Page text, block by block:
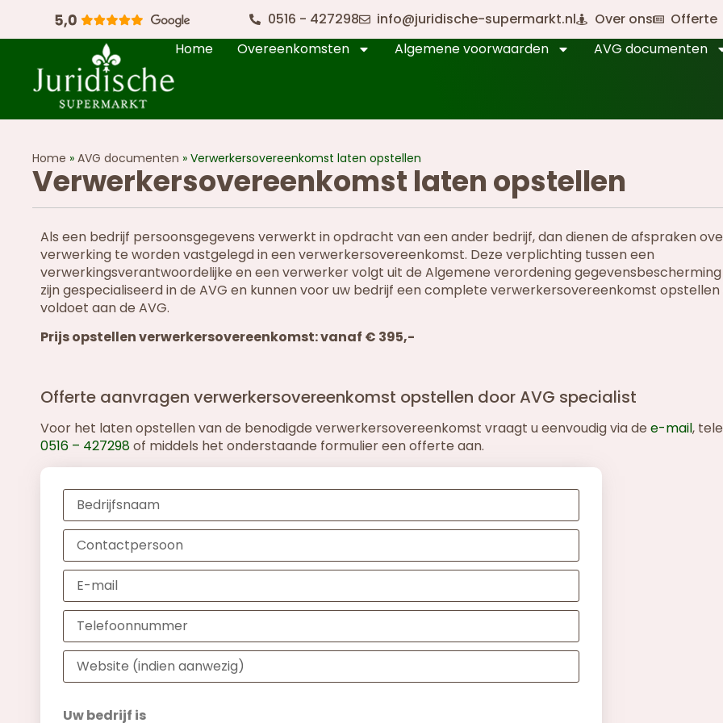
0516 - 427298 info@juridische-supermarkt.nl Over ons
Offerte
Home
Overeenkomsten Algemene voorwaarden AVG documenten
Verwerkersovereenkomst laten opstellen
Home »AVG documenten »Verwerkersovereenkomst laten opstellen
Als een bedrijf persoonsgegevens verwerkt in opdracht van een ander bedrijf, dan dienen de afspraken
verwerking te worden vastgelegd in een verwerkersovereenkomst. Deze verplichting tussen een
verwerkingsverantwoordelijke en een verwerker volgt uit de Algemene verordening gegevensbescherming
zijn gespecialiseerd in de AVG en kunnen voor uw bedrijf een complete verwerkersovereenkomst opstellen
voldoet aan de AVG.
Prijs opstellen verwerkersovereenkomst: vanaf € 395,-
Offerte aanvragen verwerkersovereenkomst opstellen door AVG specialist
Voor het laten opstellen van de benodigde verwerkersovereenkomst vraagt u eenvoudig via dee-mail,
0516 – 427298of middels het onderstaande formulier een offerte aan.
Uw bedrijf is